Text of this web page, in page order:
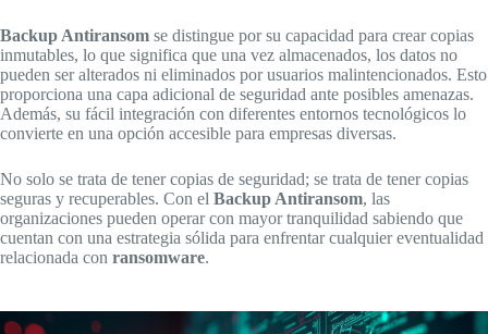
Backup Antiransom se distingue por su capacidad para crear copias
inmutables, lo que significa que una vez almacenados, los datos no
pueden ser alterados ni eliminados por usuarios malintencionados. Esto
proporciona una capa adicional de seguridad ante posibles amenazas.
Además, su fácil integración con diferentes entornos tecnológicos lo
convierte en una opción accesible para empresas diversas.
No solo se trata de tener copias de seguridad; se trata de tener copias
seguras y recuperables. Con el Backup Antiransom, las
organizaciones pueden operar con mayor tranquilidad sabiendo que
cuentan con una estrategia sólida para enfrentar cualquier eventualidad
relacionada con ransomware.